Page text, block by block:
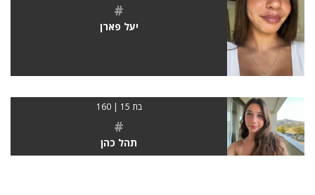
#
יעל פארן
בת 15 | 160
#
תהל כהן